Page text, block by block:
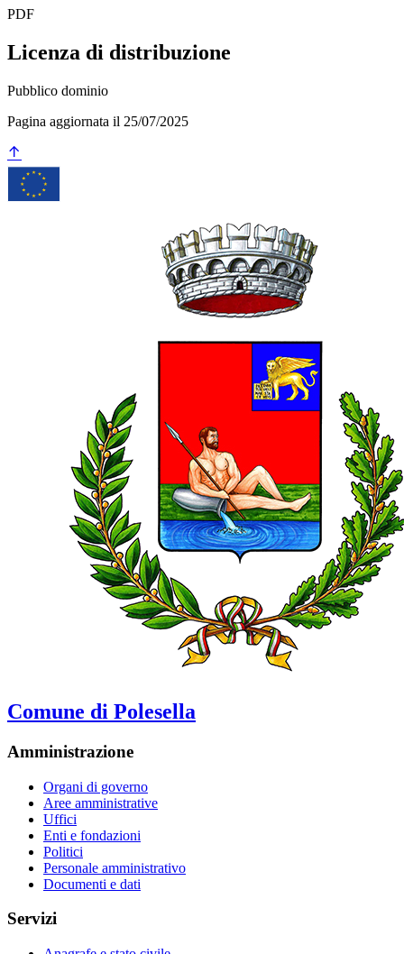
PDF
Licenza di distribuzione
Pubblico dominio
Pagina aggiornata il 25/07/2025
Comune di Polesella
Amministrazione
Organi di governo
Aree amministrative
Uffici
Enti e fondazioni
Politici
Personale amministrativo
Documenti e dati
Servizi